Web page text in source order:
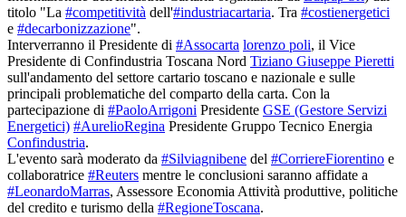
titolo "La #competitività dell'#industriacartaria. Tra #costienergetici
e #decarbonizzazione".
Interverranno il Presidente di #Assocarta lorenzo poli, il Vice
Presidente di Confindustria Toscana Nord Tiziano Giuseppe Pieretti
sull'andamento del settore cartario toscano e nazionale e sulle
principali problematiche del comparto della carta. Con la
partecipazione di #PaoloArrigoni Presidente GSE (Gestore Servizi
Energetici) #AurelioRegina Presidente Gruppo Tecnico Energia
Confindustria.
L'evento sarà moderato da #Silviagnibene del #CorriereFiorentino e
collaboratrice #Reuters mentre le conclusioni saranno affidate a
#LeonardoMarras, Assessore Economia Attività produttive, politiche
del credito e turismo della #RegioneToscana.